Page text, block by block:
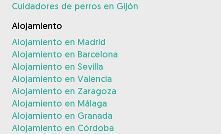
Cuidadores de perros en Gijón
Alojamiento
Alojamiento en Madrid
Alojamiento en Barcelona
Alojamiento en Sevilla
Alojamiento en Valencia
Alojamiento en Zaragoza
Alojamiento en Málaga
Alojamiento en Granada
Alojamiento en Córdoba